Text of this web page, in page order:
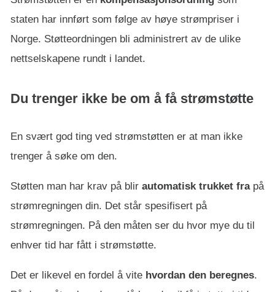
staten har innført som følge av høye strømpriser i
Norge. Støtteordningen bli administrert av de ulike
nettselskapene rundt i landet.
Du trenger ikke be om å få strømstøtte
En svært god ting ved strømstøtten er at man ikke
trenger å søke om den.
Støtten man har krav på blir automatisk trukket fra på
strømregningen din. Det står spesifisert på
strømregningen. På den måten ser du hvor mye du til
enhver tid har fått i strømstøtte.
Det er likevel en fordel å vite hvordan den beregnes.